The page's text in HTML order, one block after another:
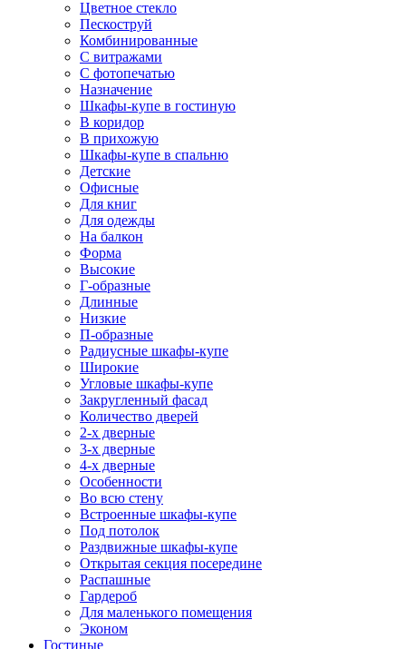
Цветное стекло
Пескоструй
Комбинированные
С витражами
С фотопечатью
Назначение
Шкафы-купе в гостиную
В коридор
В прихожую
Шкафы-купе в спальню
Детские
Офисные
Для книг
Для одежды
На балкон
Форма
Высокие
Г-образные
Длинные
Низкие
П-образные
Радиусные шкафы-купе
Широкие
Угловые шкафы-купе
Закругленный фасад
Количество дверей
2-х дверные
3-х дверные
4-х дверные
Особенности
Во всю стену
Встроенные шкафы-купе
Под потолок
Раздвижные шкафы-купе
Открытая секция посередине
Распашные
Гардероб
Для маленького помещения
Эконом
Гостиные